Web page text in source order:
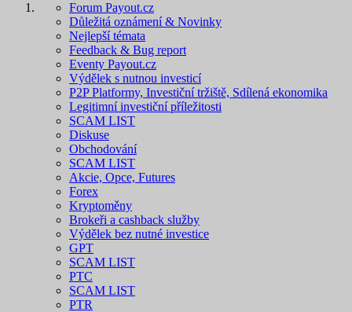
Forum Payout.cz
Důležitá oznámení & Novinky
Nejlepší témata
Feedback & Bug report
Eventy Payout.cz
Výdělek s nutnou investicí
P2P Platformy, Investiční tržiště, Sdílená ekonomika
Legitimní investiční příležitosti
SCAM LIST
Diskuse
Obchodování
SCAM LIST
Akcie, Opce, Futures
Forex
Kryptoměny
Brokeři a cashback služby
Výdělek bez nutné investice
GPT
SCAM LIST
PTC
SCAM LIST
PTR